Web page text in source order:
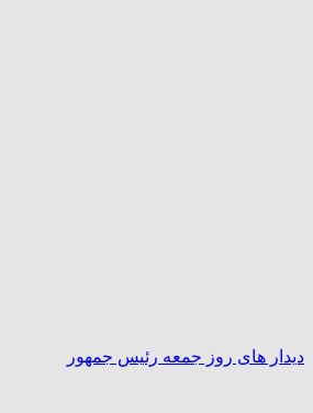
دیدار های روز جمعه رئیس جمهور